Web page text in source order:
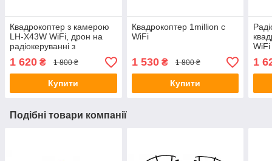
Квадрокоптер з камерою
LH-X43W WiFi, дрон на
радіокеруванні з
відеокамерою WiFi
1 620 ₴ 1 800 ₴
Купити
Квадрокоптер 1million c
WiFi
1 530₴ 1 800 ₴
Купити
1
Подібні товари компанії